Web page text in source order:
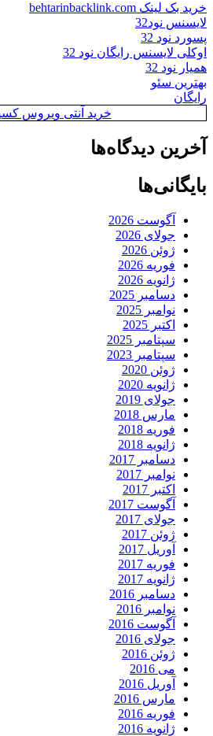
خرید بک لینک behtarinbacklink.com
لایسنس نود32
پسورد نود 32
اوکلی لایسنس رایگان نود 32
همیار نود 32
بهترین سئو
رایگان
خرید آنتی ویروس
آخرین دیدگاه‌ها
بایگانی‌ها
آگوست 2026
جولای 2026
ژوئن 2026
فوریه 2026
ژانویه 2026
دسامبر 2025
نوامبر 2025
اکتبر 2025
سپتامبر 2025
سپتامبر 2023
ژوئن 2020
ژانویه 2020
جولای 2019
مارس 2018
فوریه 2018
ژانویه 2018
دسامبر 2017
نوامبر 2017
اکتبر 2017
آگوست 2017
جولای 2017
ژوئن 2017
آوریل 2017
فوریه 2017
ژانویه 2017
دسامبر 2016
نوامبر 2016
آگوست 2016
جولای 2016
ژوئن 2016
می 2016
آوریل 2016
مارس 2016
فوریه 2016
ژانویه 2016